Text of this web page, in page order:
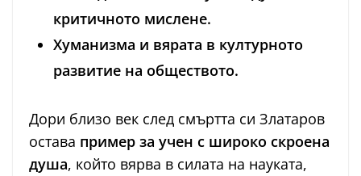
критичното мислене.
Хуманизма и вярата в културното
развитие на обществото.
Дори близо век след смъртта си Златаров
остава пример за учен с широко скроена
душа, който вярва в силата на науката,